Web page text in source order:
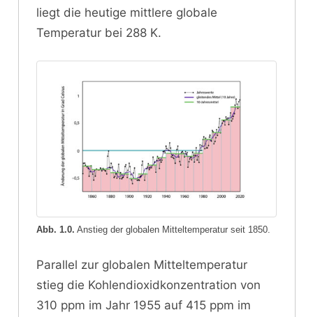
liegt die heutige mittlere globale
Temperatur bei 288 K.
Abb. 1.0. Anstieg der globalen Mitteltemperatur seit 1850.
Parallel zur globalen Mitteltemperatur
stieg die Kohlendioxidkonzentration von
310 ppm im Jahr 1955 auf 415 ppm im